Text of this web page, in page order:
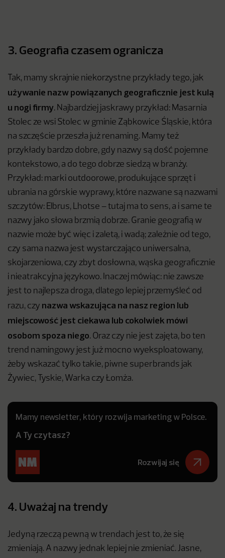
3. Geografia czasem ogranicza
Tak, mamy skrajnie niekorzystne przykłady tego, jak
używanie nazw powiązanych geograficznie jest kulą
u nogi firmy. Najbardziej jaskrawy przykład: Masarnia
Stolec ze wsi Stolec w gminie Ząbkowice Śląskie, która
na szczęście przeszła już renaming. Mamy też
przykłady bardzo dobre, gdy nazwy są dość pojemne
kontekstowo, a do tego dobrze siedzą w branży.
Przykład: marki outdoorowe, produkujące sprzęt i
ubrania na górskie wyprawy, które nazwane są nazwami
szczytów: Elbrus, Lhotse – tutaj ma to sens, a i same te
nazwy jako słowa brzmią dobrze. Granie geografią w
nazwie może być więc i zaletą, i wadą; zależnie od tego,
czy sama nazwa jest wystarczająco uniwersalna,
skojarzeniowa, czy zbyt dosłowna, wąska geograficznie
i nieatrakcyjna językowo. Inaczej mówiąc: nie zawsze
jest to najlepsza droga, dlatego lepiej przemyśleć od
razu, czy nazwa wskazująca na nasz region lub
miejscowość jest ciekawa lub cokolwiek mówi
osobom spoza niego. Oraz czy nie jest zajęta, bo ten
trend namingowy jest już mocno wyeksploatowany,
żeby wskazać tylko takie, piwne superbrands jak
Żywiec, Tyskie, Warka czy Łomża.
Mamy newsletter, który rozwija marketing w Polsce.
A Ty czytasz?
Rozwijaj się
4. Uważaj na trendy
Jedyną rzeczą pewną w trendach jest to, że się
zmieniają. A nazwy jednak lepiej nie zmieniać. Jasne,